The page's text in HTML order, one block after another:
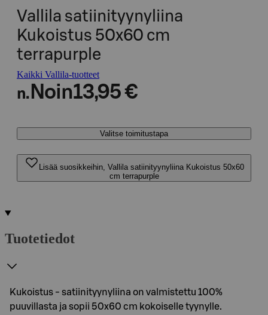
Vallila satiinityynyliina
Kukoistus 50x60 cm
terrapurple
Kaikki Vallila-tuotteet
n. Noin13,95 €
Valitse toimitustapa
Lisää suosikkeihin, Vallila satiinityynyliina Kukoistus 50x60
cm terrapurple
Tuotetiedot
Kukoistus - satiinityynyliina on valmistettu 100%
puuvillasta ja sopii 50x60 cm kokoiselle tyynylle.